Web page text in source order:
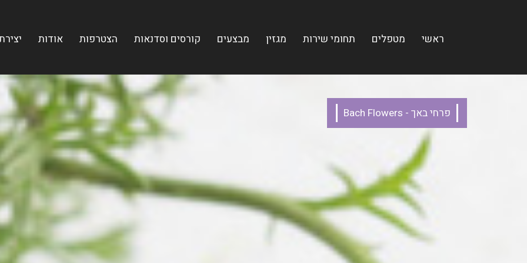
אודות הצטרפות קורסים וסדנאות מבצעים מגזין תחומי שירות מטפלים ראשי
פרחי באך - Bach Flowers